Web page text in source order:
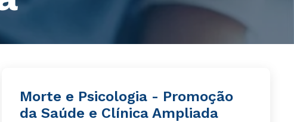
Morte e Psicologia - Promoção
da Saúde e Clínica Ampliada